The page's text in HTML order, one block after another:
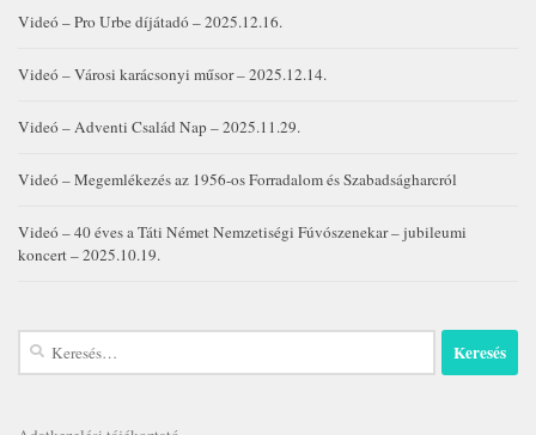
Videó – Pro Urbe díjátadó – 2025.12.16.
Videó – Városi karácsonyi műsor – 2025.12.14.
Videó – Adventi Család Nap – 2025.11.29.
Videó – Megemlékezés az 1956-os Forradalom és Szabadságharcról
Videó – 40 éves a Táti Német Nemzetiségi Fúvószenekar – jubileumi
koncert – 2025.10.19.
Keresés: